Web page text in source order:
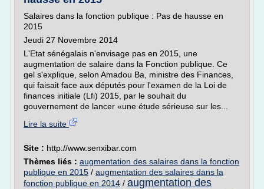
Salaires dans la fonction publique : Pas de hausse en
2015
Jeudi 27 Novembre 2014
L'Etat sénégalais n'envisage pas en 2015, une
augmentation de salaire dans la Fonction publique. Ce
gel s'explique, selon Amadou Ba, ministre des Finances,
qui faisait face aux députés pour l'examen de la Loi de
finances initiale (Lfi) 2015, par le souhait du
gouvernement de lancer «une étude sérieuse sur les...
Lire la suite
Site : http://www.senxibar.com
Thèmes liés : augmentation des salaires dans la fonction
publique en 2015 / augmentation des salaires dans la
fonction publique en 2014 / augmentation des